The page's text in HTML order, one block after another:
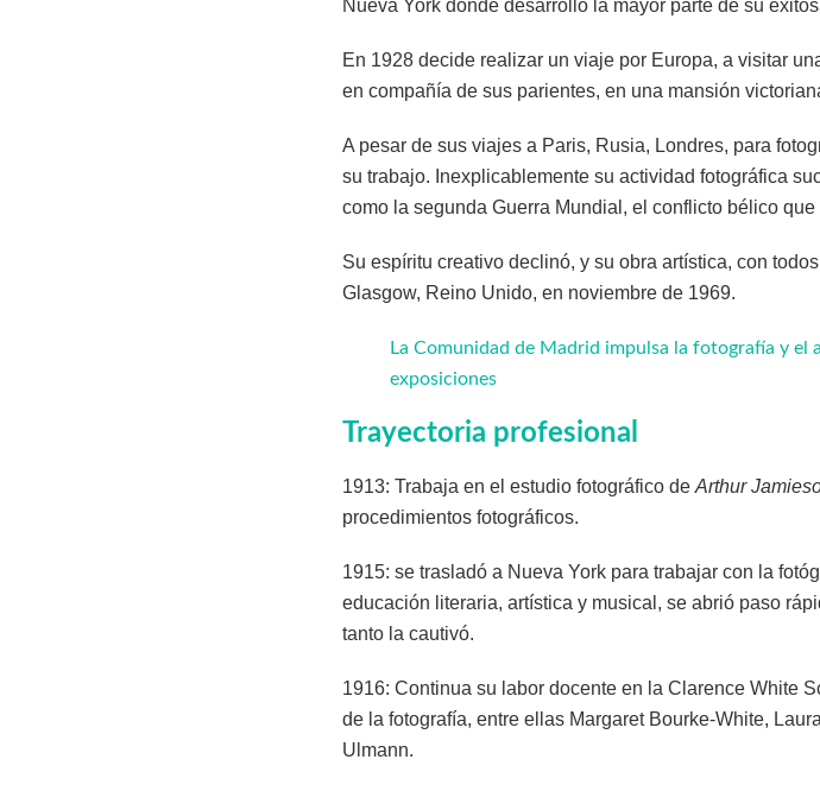
Nueva York donde desarrollo la mayor parte de su
En 1928 decide realizar un viaje por Europa, a visitar
en compañía de sus parientes, en una mansión
A pesar de sus viajes a Paris, Rusia, Londres, para
su trabajo. Inexplicablemente su actividad fotográfica
como la segunda Guerra Mundial, el conflicto bélico
Su espíritu creativo declinó, y su obra artística, con
Glasgow, Reino Unido, en noviembre de 1969.
La Comunidad de Madrid impulsa la fotografía y el
exposiciones
Trayectoria profesional
1913: Trabaja en el estudio fotográfico deArthur
procedimientos fotográficos.
1915: se trasladó a Nueva York para trabajar con la
educación literaria, artística y musical, se abrió paso
tanto la cautivó.
1916: Continua su labor docente en la Clarence White
de la fotografía, entre ellas Margaret Bourke-White,
Ulmann.